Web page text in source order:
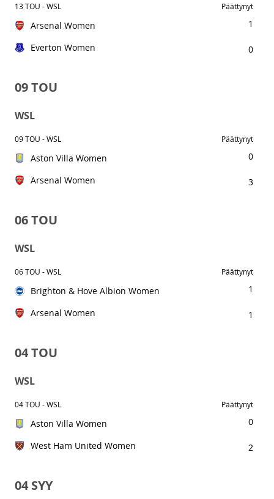
13 TOU - WSL Päättynyt
Arsenal Women
Everton Women
1
0
09 TOU
WSL
09 TOU - WSL Päättynyt
Aston Villa Women
Arsenal Women
0
3
06 TOU
WSL
06 TOU - WSL Päättynyt
Brighton & Hove Albion Women
Arsenal Women
1
1
04 TOU
WSL
04 TOU - WSL Päättynyt
Aston Villa Women
West Ham United Women
0
2
04 SYY